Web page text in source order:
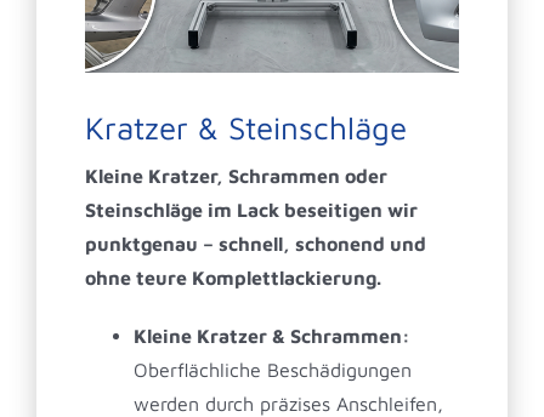
Kratzer & Steinschläge
Kleine Kratzer, Schrammen oder
Steinschläge im Lack beseitigen wir
punktgenau – schnell, schonend und
ohne teure Komplettlackierung.
Kleine Kratzer & Schrammen:
Oberflächliche Beschädigungen
werden durch präzises Anschleifen,